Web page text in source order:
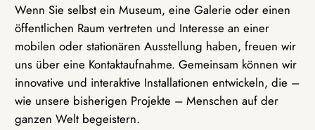
Wenn Sie selbst ein Museum, eine Galerie oder einen
öffentlichen Raum vertreten und Interesse an einer
mobilen oder stationären Ausstellung haben, freuen wir
uns über eine Kontaktaufnahme. Gemeinsam können wir
innovative und interaktive Installationen entwickeln, die –
wie unsere bisherigen Projekte – Menschen auf der
ganzen Welt begeistern.